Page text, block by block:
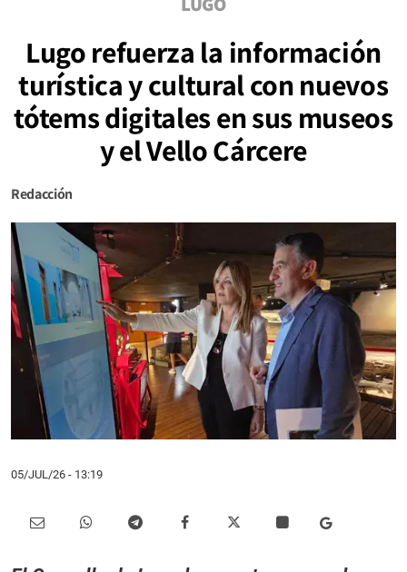
Lugo refuerza la información
turística y cultural con nuevos
tótems digitales en sus museos
y el Vello Cárcere
Redacción
05/JUL/26 - 13:19